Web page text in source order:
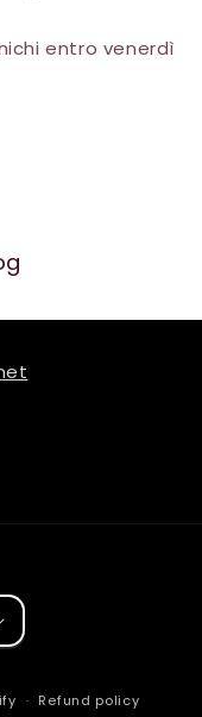
entro venerdì
Refund policy